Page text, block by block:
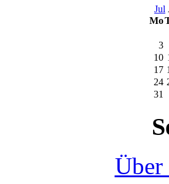
Jul
Mo
3
10
17
24
31